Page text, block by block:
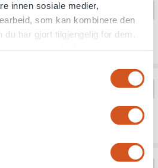
innen sosiale medier,
som kan kombinere den
har gjort tilgjengelig for dem,